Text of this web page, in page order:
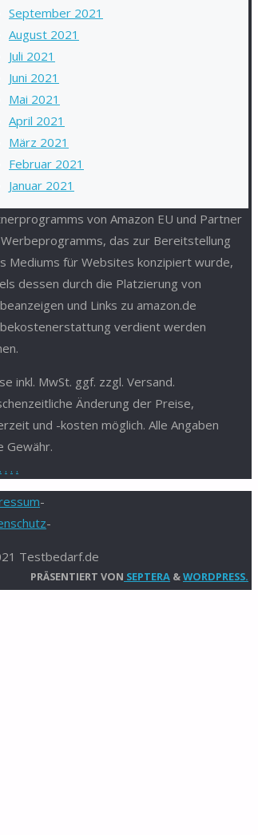
September 2021
August 2021
Juli 2021
Juni 2021
Mai 2021
April 2021
März 2021
Februar 2021
Januar 2021
von Amazon EU und Partner
das zur Bereitstellung
Mediums für Websites konzipiert wurde,
dessen durch die Platzierung von
und Links zu amazon.de
verdient werden
inkl. MwSt. ggf. zzgl. Versand.
Änderung der Preise,
und -kosten möglich. Alle Angaben
Gewähr.
. . . .
-
-
Testbedarf.de
PRÄSENTIERT VON SEPTERA &WORDPRESS.